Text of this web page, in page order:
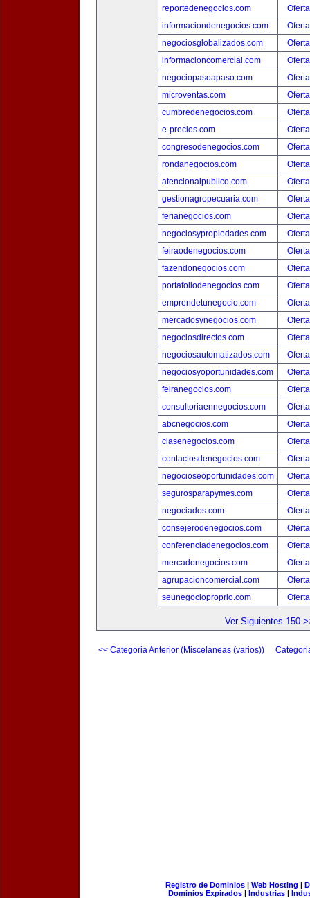
reportedenegocios.com
informaciondenegocios.com
negociosglobalizados.com
informacioncomercial.com
negociopasoapaso.com
microventas.com
cumbredenegocios.com
e-precios.com
congresodenegocios.com
rondanegocios.com
atencionalpublico.com
gestionagropecuaria.com
ferianegocios.com
negociosypropiedades.com
feiraodenegocios.com
fazendonegocios.com
portafoliodenegocios.com
emprendetunegocio.com
mercadosynegocios.com
negociosdirectos.com
negociosautomatizados.com
negociosyoportunidades.com
feiranegocios.com
consultoriaennegocios.com
abcnegocios.com
clasenegocios.com
contactosdenegocios.com
negocioseoportunidades.com
segurosparapymes.com
negociados.com
consejerodenegocios.com
conferenciadenegocios.com
mercadonegocios.com
agrupacioncomercial.com
seunegocioproprio.com
Ver Siguientes 150
<< Categoria Anterior (Miscelaneas (varios))
Registro de Dominios| Web Hosting |
Dominios Expirados | Industrias |